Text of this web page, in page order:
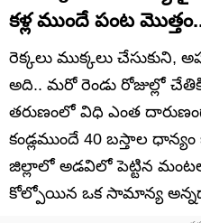
కళ్ల ముందే పంట
రెక్కలు ముక్కలు చేసుకుని,
అది.. మరో రెండు రోజుల్లో
తరుణంలో విధి ఎంత
కండ్లముందే 40 బస్తాల
జిల్లాలో అడవిలో పెట్టిన
కోల్పోయిన ఒక సామాన్య